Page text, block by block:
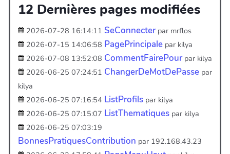
12 Dernières pages modifiées
2026-07-28 16:14:11 SeConnecter par mrflos
2026-07-15 14:06:58 PagePrincipale par kilya
2026-07-08 13:52:08 CommentFairePour par kilya
2026-06-25 07:24:51 ChangerDeMotDePasse par
kilya
2026-06-25 07:16:54 ListProfils par kilya
2026-06-25 07:15:07 ListThematiques par kilya
2026-06-25 07:03:19
BonnesPratiquesContribution par 192.168.43.23